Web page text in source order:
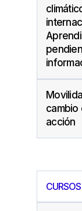
cambio
acción
CURSOS